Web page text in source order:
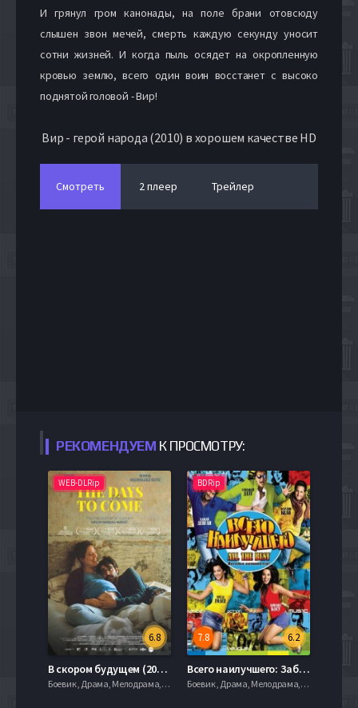
И грянул гром канонады, на поле брани отовсюду
слышен звон мечей, смерть каждую секунду уносит
сотни жизней. И когда пыль осядет на окропленную
кровью землю, всего один воин восстанет с высоко
поднятой головой - Вир!
Вир - герой народа (2010) в хорошем качестве HD
Смотреть 2 плеер Трейлер
РЕКОМЕНДУЕМ К ПРОСМОТРУ:
WEB-DLRip
6.8
В скором будущем (2019)
Боевик , Драма, Мелодрама, Приключения, 2010, 720hd, mobilen
BDRip
6.2
7.8
Всего наилучшего: Забава начинается (2009)
Боевик , Драма, Мелодрама, Приключения, 2010, 720hd, mobilen